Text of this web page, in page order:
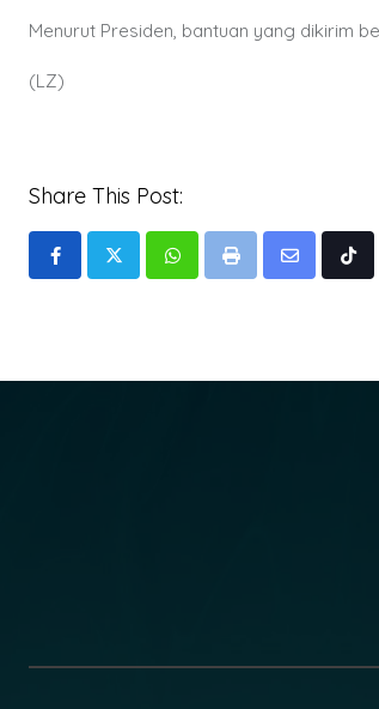
Menurut Presiden, bantuan yang dikirim
(LZ)
Share This Post:
WhatsappPrint
Share